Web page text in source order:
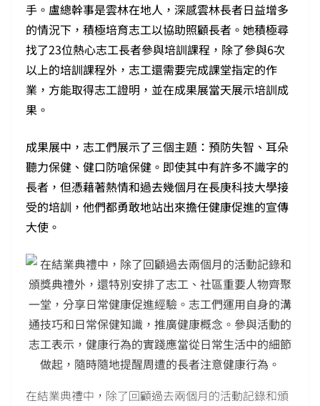
手。盧總幹事是雲林在地人，深感雲林長者日益增多
的情況下，積極培育志工以協助照顧長者。她積極尋
找了23位熱心志工長者參與培訓課程，除了參與6次
以上的培訓課程外，志工還需要完成課堂指定的作
業，方能取得志工證明，並在成果展當天展示培訓成
果。
成果展中，志工們展示了三個主題：預防失智、耳朵
聽力保健、健口防嗆保健。即使其中有許多不識字的
長者，但憑藉著熱情和過去幾個月在長庚科技大學接
受的培訓，他們都勇敢地站出來擔任健康促進的宣傳
大使。
在結業典禮中，除了回顧過去兩個月的活動記錄和頒